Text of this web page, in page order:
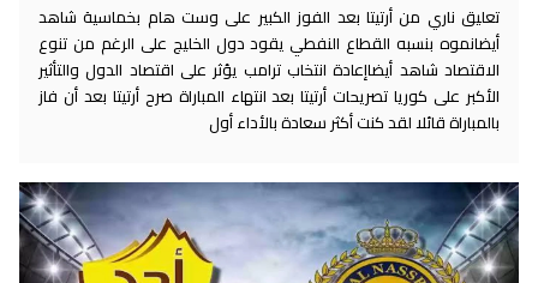
تعليق ناري من أرتيتا بعد الفوز الكبير على وست هام بخماسية شاهد
أيضانموه بنسبه القطاع النفطي يقود دول الخليج على الرغم من تنوع
الاقتصاد شاهد أيضاإعادة انتخاب ترامب يؤثر على اقتصاد الدول والتأثير
الأكبر على كوريا تصريحات أرتيتا بعد انتهاء المباراة صرح أرتيتا بعد أن فاز
بالمباراة قائلا لقد كنت أكثر سعادة بالأداء أول